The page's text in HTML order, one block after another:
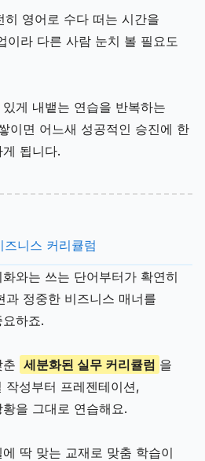
영어로 수다 떠는 시간을
이라 다른 사람 눈치 볼 필요도
게 내뱉는 연습을 반복하는
이면 어느새 성공적인 승진에 한
됩니다.
니스 커리큘럼
와는 쓰는 단어부터가 확연히
과 정중한 비즈니스 매너를
하죠.
세분화된 실무 커리큘럼 을
작성부터 프레젠테이션,
을 그대로 연습해요.
딱 맞는 교재로 맞춤 학습이